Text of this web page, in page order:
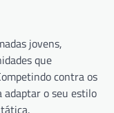
jovens,
que
contra os
adaptar o seu estilo